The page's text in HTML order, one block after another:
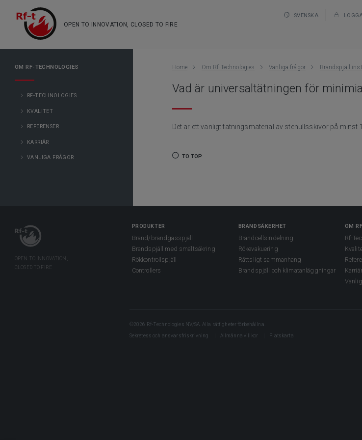
OPEN TO INNOVATION, CLOSED TO FIRE
SVENSKA
OM RF-TECHNOLOGIES
RF-TECHNOLOGIES
KVALITET
REFERENSER
KARRIÄR
VANLIGA FRÅGOR
Home Om Rf-Technologies Vanliga frågor Brandspjäll
Vad är universaltätningen för
Det är ett vanligt tätningsmaterial av stenullsskivor på minst
TO TOP
PRODUKTER
Brand/brandgasspjäll
Brandspjäll med smältsäkring
Rökkontrollspjäll
Controllers
BRANDSÄKERHET
Brandcellsindelning
Rökevakuering
Rättsligt sammanhang
Brandspjäll och klimatanläggningar
OM
Rf-
Karriär
©2026 Rf-Technologies NV/SA. Alla rättigheter förbehållna.
Sekretess och ansvarsfriskrivning Allmänna villkor Platskarta